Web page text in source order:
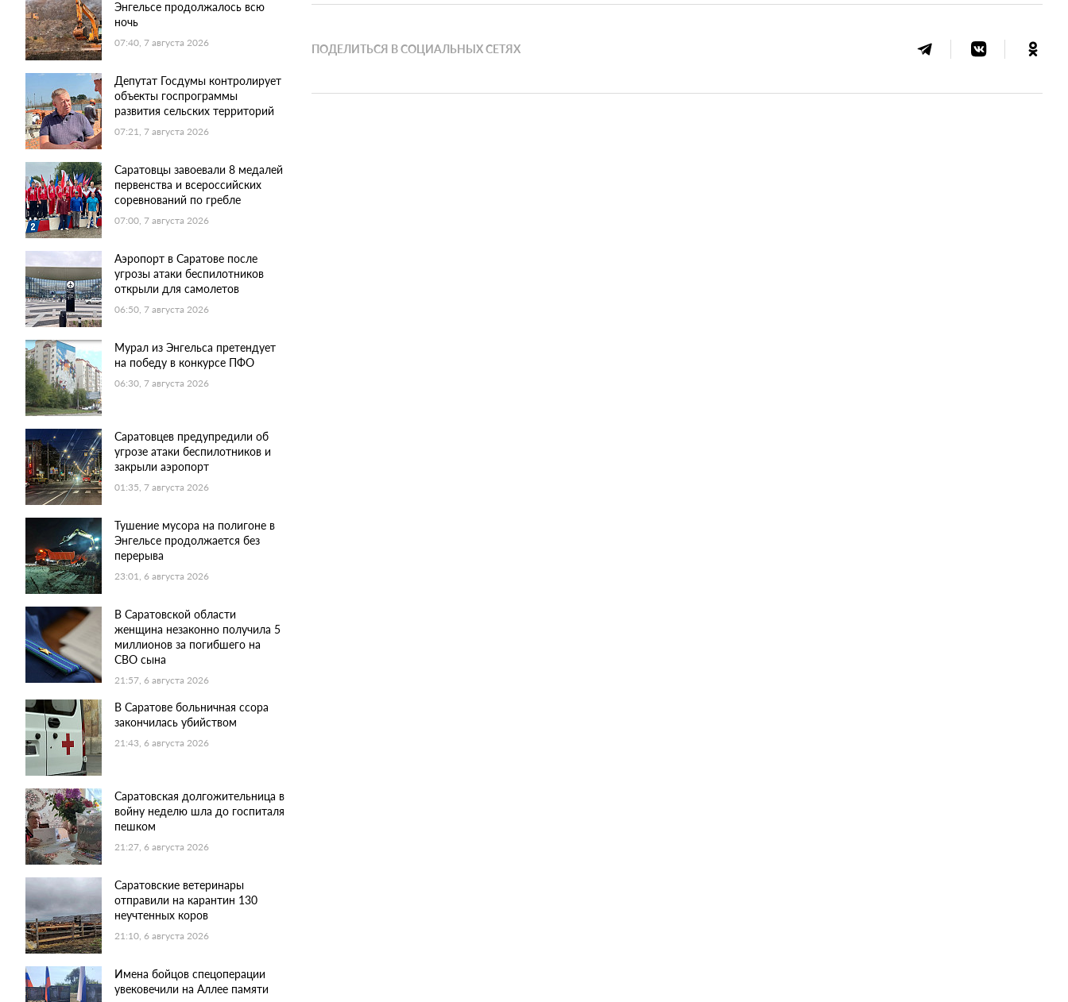
Энгельсе продолжалось всю
ночь
07:40, 7 августа 2026
Депутат Госдумы контролирует
объекты госпрограммы
развития сельских территорий
07:21, 7 августа 2026
Саратовцы завоевали 8 медалей
первенства и всероссийских
соревнований по гребле
07:00, 7 августа 2026
Аэропорт в Саратове после
угрозы атаки беспилотников
открыли для самолетов
06:50, 7 августа 2026
Мурал из Энгельса претендует
на победу в конкурсе ПФО
06:30, 7 августа 2026
Саратовцев предупредили об
угрозе атаки беспилотников и
закрыли аэропорт
01:35, 7 августа 2026
Тушение мусора на полигоне в
Энгельсе продолжается без
перерыва
23:01, 6 августа 2026
В Саратовской области
женщина незаконно получила 5
миллионов за погибшего на
СВО сына
21:57, 6 августа 2026
В Саратове больничная ссора
закончилась убийством
21:43, 6 августа 2026
Саратовская долгожительница в
войну неделю шла до госпиталя
пешком
21:27, 6 августа 2026
Саратовские ветеринары
отправили на карантин 130
неучтенных коров
21:10, 6 августа 2026
Имена бойцов спецоперации
увековечили на Аллее памяти
ПОДЕЛИТЬСЯ В СОЦИАЛЬНЫХ СЕТЯХ